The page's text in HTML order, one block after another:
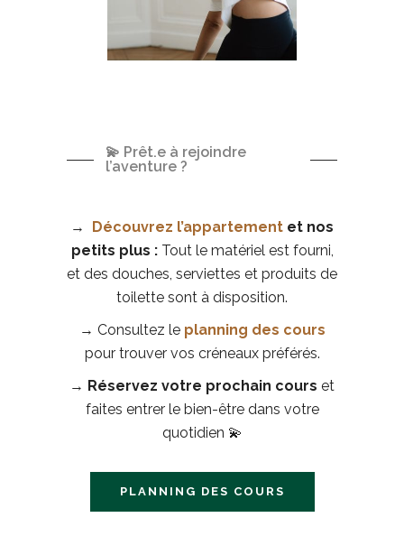
💫 Prêt.e à rejoindre
l’aventure ?
→ Découvrez l’appartement et nos
petits plus : Tout le matériel est fourni,
et des douches, serviettes et produits de
toilette sont à disposition.
→ Consultez le planning des cours
pour trouver vos créneaux préférés.
→ Réservez votre prochain cours et
faites entrer le bien-être dans votre
quotidien 💫
PLANNING DES COURS